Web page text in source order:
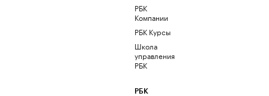
РБК
Компании
РБК Курсы
Школа
управления
РБК
РБК